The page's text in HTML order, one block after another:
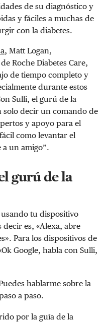
de su diagnóstico y
y fáciles a muchas de
con la diabetes.
, Matt Logan,
Roche Diabetes Care,
de tiempo completo y
durante estos
Sulli, el gurú de la
solo decir un comando de
y apoyo para el
como levantar el
un amigo”.
gurú de la
tu dispositivo
es, «Alexa, abre
Para los dispositivos de
Google, habla con Sulli,
hablarme sobre la
a paso.
por la guía de la